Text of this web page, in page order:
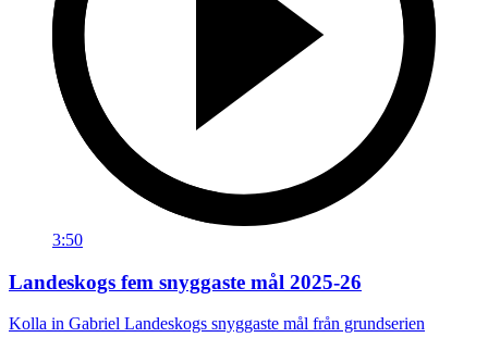
3:50
Landeskogs fem snyggaste mål 2025-26
Kolla in Gabriel Landeskogs snyggaste mål från grundserien